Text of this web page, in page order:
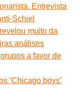
Entrevista
Schiel
muito da
análises
a favor de
‘Chicago boys’